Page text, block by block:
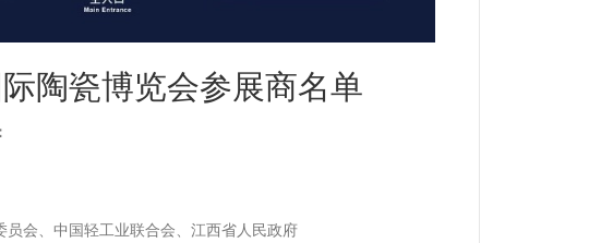
陶瓷博览会参展商名单
会、中国轻工业联合会、江西省人民政府